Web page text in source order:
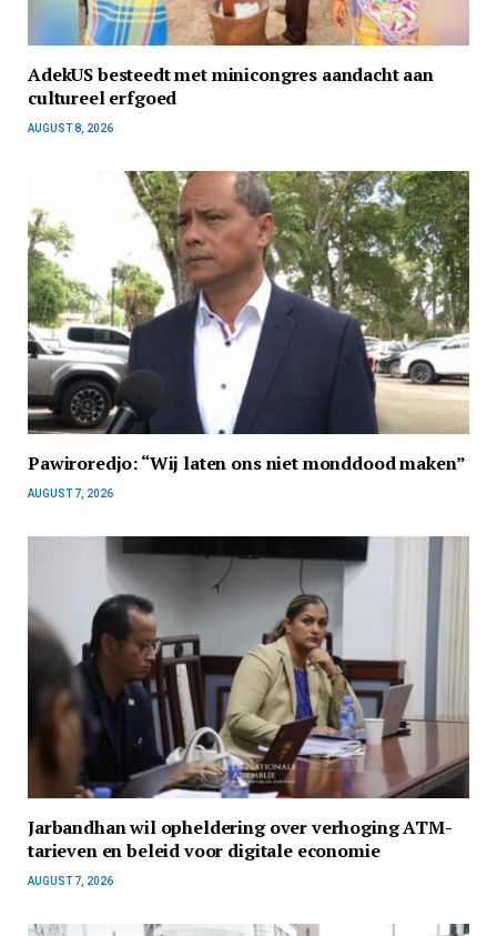
AdekUS besteedt met minicongres aandacht aan
cultureel erfgoed
AUGUST 8, 2026
Pawiroredjo: “Wij laten ons niet monddood maken”
AUGUST 7, 2026
Jarbandhan wil opheldering over verhoging ATM-
tarieven en beleid voor digitale economie
AUGUST 7, 2026